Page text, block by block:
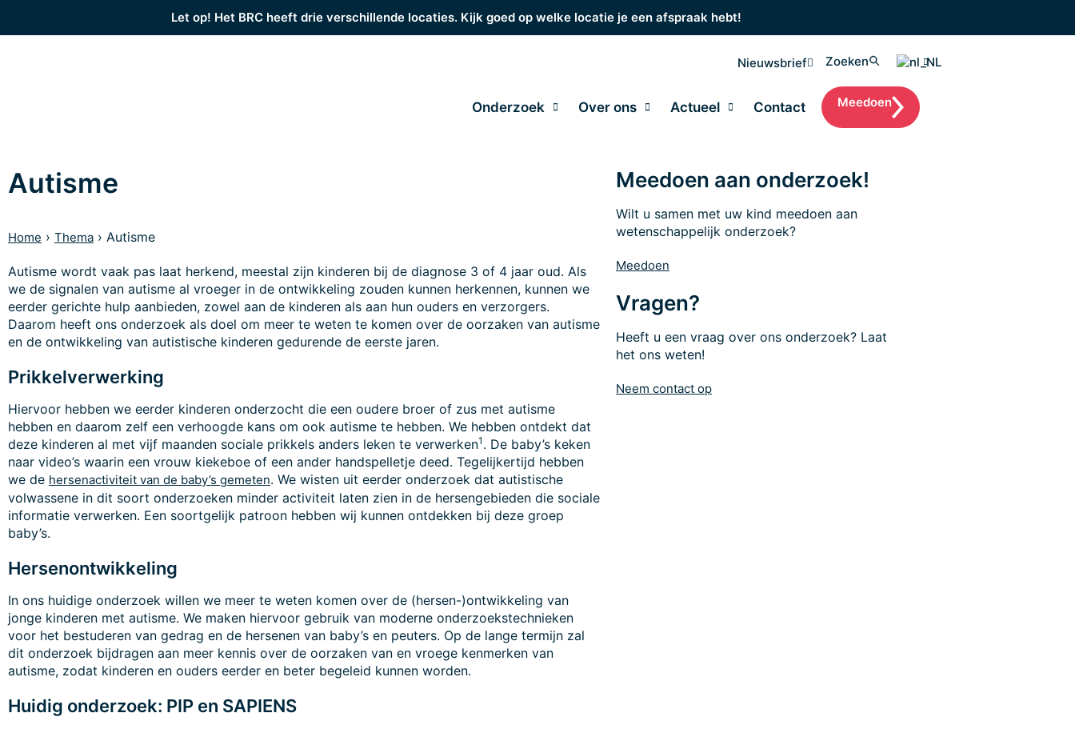
Let op! Het BRC heeft drie verschillende locaties. Kijk goed op welke locatie je een afspraak hebt!
Nieuwsbrief Zoeken
Onderzoek Over ons Actueel Contact Meedoen
Autisme
Home › Thema › Autisme
Autisme wordt vaak pas laat herkend, meestal zijn kinderen bij de diagnose 3 of 4 jaar oud. Als
we de signalen van autisme al vroeger in de ontwikkeling zouden kunnen herkennen, kunnen we
eerder gerichte hulp aanbieden, zowel aan de kinderen als aan hun ouders en verzorgers.
Daarom heeft ons onderzoek als doel om meer te weten te komen over de oorzaken van autisme
en de ontwikkeling van autistische kinderen gedurende de eerste jaren.
Prikkelverwerking
Hiervoor hebben we eerder kinderen onderzocht die een oudere broer of zus met autisme
hebben en daarom zelf een verhoogde kans om ook autisme te hebben. We hebben ontdekt dat
deze kinderen al met vijf maanden sociale prikkels anders leken te verwerken1 . De baby’s keken
naar video’s waarin een vrouw kiekeboe of een ander handspelletje deed. Tegelijkertijd hebben
we de hersenactiviteit van de baby’s gemeten. We wisten uit eerder onderzoek dat autistische
volwassene in dit soort onderzoeken minder activiteit laten zien in de hersengebieden die sociale
informatie verwerken. Een soortgelijk patroon hebben wij kunnen ontdekken bij deze groep
baby’s.
Hersenontwikkeling
In ons huidige onderzoek willen we meer te weten komen over de (hersen-)ontwikkeling van
jonge kinderen met autisme. We maken hiervoor gebruik van moderne onderzoekstechnieken
voor het bestuderen van gedrag en de hersenen van baby’s en peuters. Op de lange termijn zal
dit onderzoek bijdragen aan meer kennis over de oorzaken van en vroege kenmerken van
autisme, zodat kinderen en ouders eerder en beter begeleid kunnen worden.
Huidig onderzoek: PIP en SAPIENS
Meedoen aan onderzoek!
Wilt u samen met uw kind meedoen aan
wetenschappelijk onderzoek?
Meedoen
Vragen?
Heeft u een vraag over ons onderzoek? Laat
het ons weten!
Neem contact op